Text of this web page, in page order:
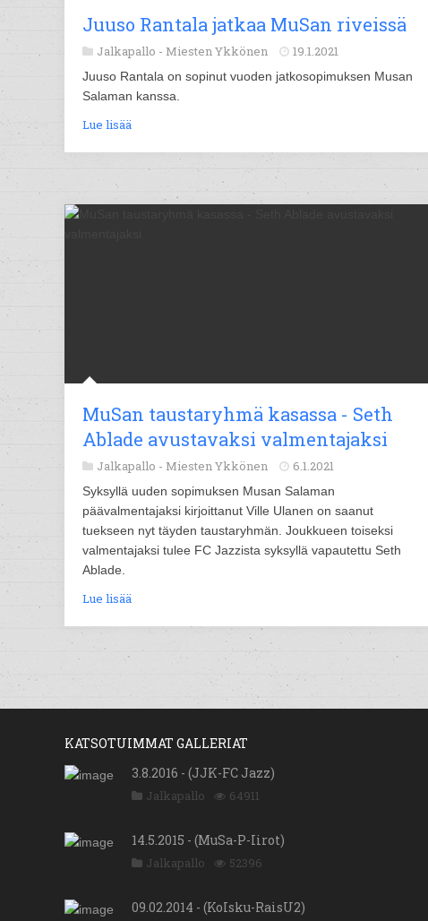
Juuso Rantala jatkaa MuSan riveissä
Jalkapallo - Miesten Ykkönen 19.1.2021
Juuso Rantala on sopinut vuoden jatkosopimuksen Musan
Salaman kanssa.
Lue lisää
MuSan taustaryhmä kasassa - Seth
Ablade avustavaksi valmentajaksi
Jalkapallo - Miesten Ykkönen 6.1.2021
Syksyllä uuden sopimuksen Musan Salaman
päävalmentajaksi kirjoittanut Ville Ulanen on saanut
tuekseen nyt täyden taustaryhmän. Joukkueen toiseksi
valmentajaksi tulee FC Jazzista syksyllä vapautettu Seth
Ablade.
Lue lisää
KATSOTUIMMAT GALLERIAT
3.8.2016 - (JJK-FC Jazz)
Jalkapallo 64911
14.5.2015 - (MuSa-P-Iirot)
Jalkapallo 52396
09.02.2014 - (KoIsku-RaisU2)